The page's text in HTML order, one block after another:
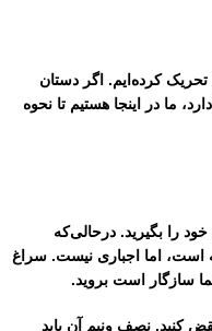
کرده‌ایم. اگر دستان
ما در اینجا هستیم تا نحوه
را بگیرید. درحالی‌که
است، اما اجباری نیست. سراغ
سازگار است بروید.
کنید. نصف ونیم آن باید